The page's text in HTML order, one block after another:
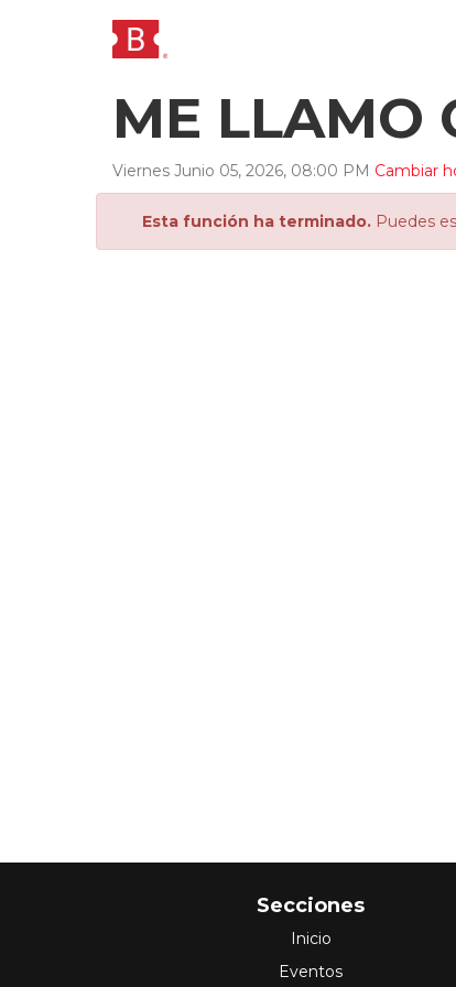
ME LLAMO
Viernes Junio 05, 2026, 08:00 PM Cambiar
Esta función ha terminado. Puedes
Secciones
Inicio
Eventos